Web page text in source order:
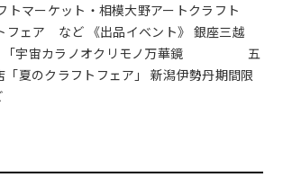
トマーケット・相模大野アートクラフト
フェア など 《出品イベント》 銀座三越
」「宇宙カラノオクリモノ万華鏡 五
「夏のクラフトフェア」 新潟伊勢丹期間限